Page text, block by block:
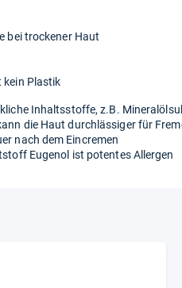
bei trockener Haut
kein Plastik
Inhaltsstoffe, z.B.
die Haut durchlässiger für
nach dem Eincremen
Eugenol ist potentes Allergen